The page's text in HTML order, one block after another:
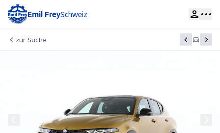
Emil FreySchweiz
zur Suche